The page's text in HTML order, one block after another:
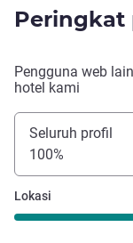
Peringkat
Pengguna web
hotel kami
Seluruh profil
100%
Lokasi